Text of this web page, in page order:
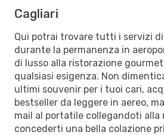
Cagliari
Qui potrai trovare tutti i servizi
durante la permanenza in
di lusso alla ristorazione
qualsiasi esigenza. Non
ultimi souvenir per i tuoi cari,
bestseller da leggere in aereo,
mail al portatile collegandoti
concederti una bella colazione